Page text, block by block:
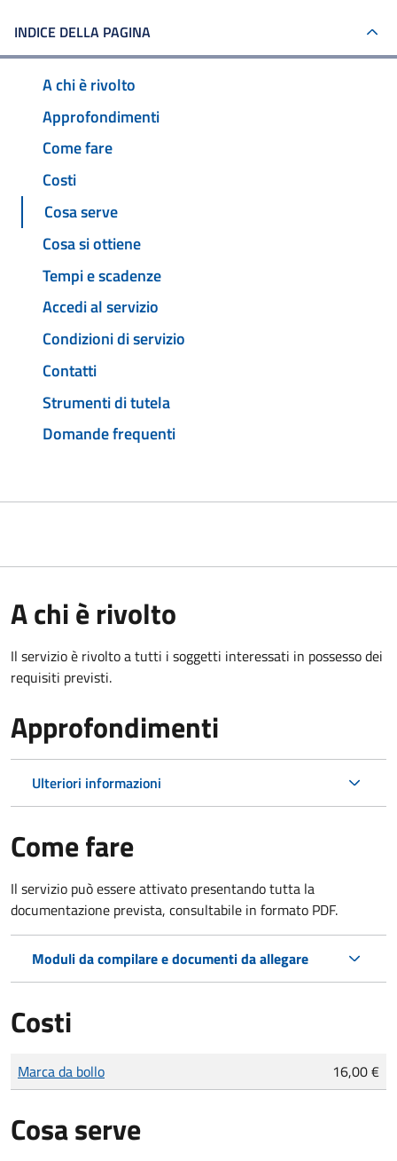
INDICE DELLA PAGINA
A chi è rivolto
Approfondimenti
Come fare
Costi
Cosa serve
Cosa si ottiene
Tempi e scadenze
Accedi al servizio
Condizioni di servizio
Contatti
Strumenti di tutela
Domande frequenti
A chi è rivolto
Il servizio è rivolto a tutti i soggetti interessati in possesso dei
requisiti previsti.
Approfondimenti
Ulteriori informazioni
Come fare
Il servizio può essere attivato presentando tutta la
documentazione prevista, consultabile in formato PDF.
Moduli da compilare e documenti da allegare
Costi
Tipo di pagamento
Importo
Marca da bollo 16,00 €
Cosa serve